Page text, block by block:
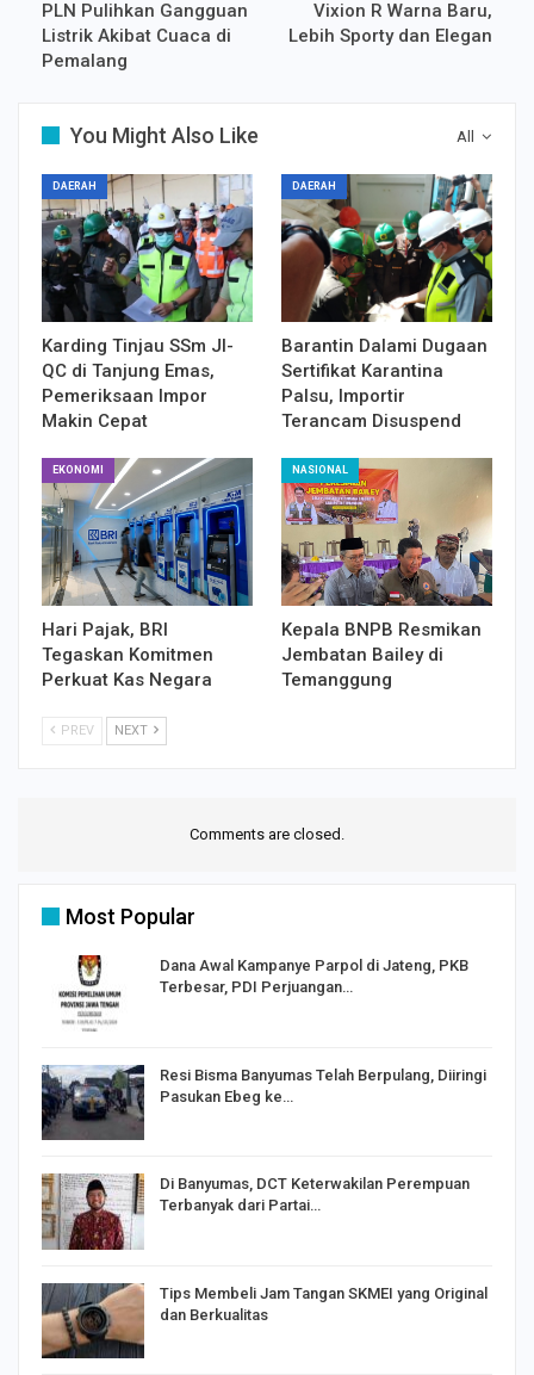
PLN Pulihkan Gangguan
Listrik Akibat Cuaca di
Pemalang
Vixion R Warna Baru,
Lebih Sporty dan Elegan
All
You Might Also Like
DAERAH
Karding Tinjau SSm JI-
QC di Tanjung Emas,
Pemeriksaan Impor
Makin Cepat
DAERAH
Barantin Dalami Dugaan
Sertifikat Karantina
Palsu, Importir
Terancam Disuspend
EKONOMI
Hari Pajak, BRI
Tegaskan Komitmen
Perkuat Kas Negara
NASIONAL
Kepala BNPB Resmikan
Jembatan Bailey di
Temanggung
PREV NEXT
Comments are closed.
Most Popular
Dana Awal Kampanye Parpol di Jateng, PKB
Terbesar, PDI Perjuangan…
Resi Bisma Banyumas Telah Berpulang, Diiringi
Pasukan Ebeg ke…
Di Banyumas, DCT Keterwakilan Perempuan
Terbanyak dari Partai…
Tips Membeli Jam Tangan SKMEI yang Original
dan Berkualitas